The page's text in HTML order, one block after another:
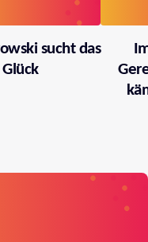
sucht das
Glück